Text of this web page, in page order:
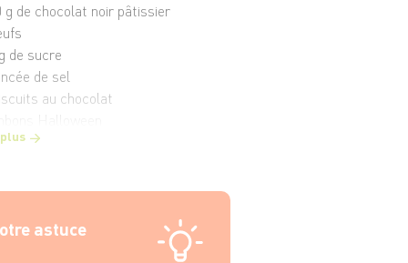
g de chocolat noir pâtissier
de sucre
de sel
au chocolat
d'éclats de noisette ou de pépites
astuce